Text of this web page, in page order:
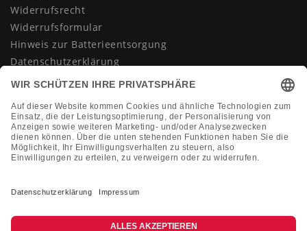
Widerrufsrecht
Widerrufsformular
Hinweis zur Batterieentsorgung
Datenschutzerklärung
AGB
Vertrag widerrufen
KONTAKT
+49 (0)2133 210433
shop@dienadel.de